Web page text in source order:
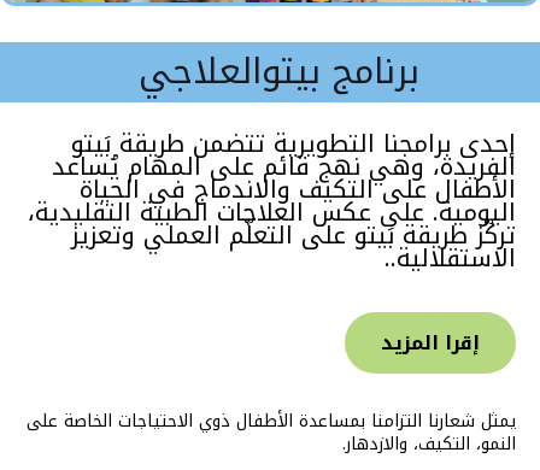
برنامج بيتوالعلاجي
إحدى برامجنا التطويرية تتضمن طريقة بَيتو
الفريدة، وهي نهج قائم على المهام يُساعد
الأطفال على التكيف والاندماج في الحياة
اليومية. على عكس العلاجات الطبية التقليدية،
تركّز طريقة بَيتو على التعلّم العملي وتعزيز
الاستقلالية..
إقرا المزيد
يمثل شعارنا التزامنا بمساعدة الأطفال ذوي الاحتياجات الخاصة على
النمو، التكيف، والازدهار.